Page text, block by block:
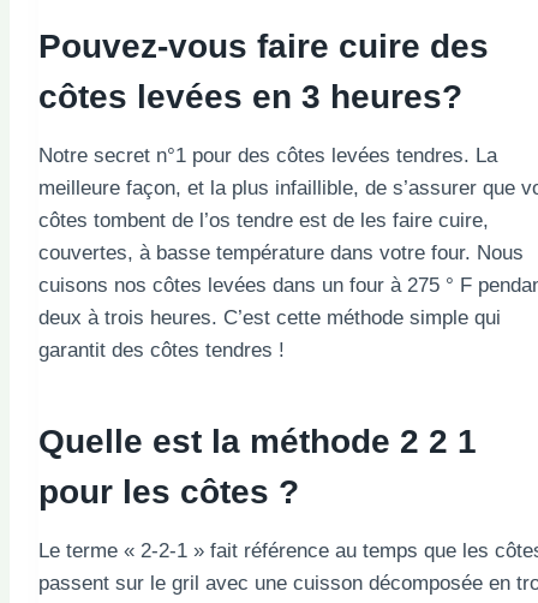
Pouvez-vous faire cuire des
côtes levées en 3 heures?
Notre secret n°1 pour des côtes levées tendres. La
meilleure façon, et la plus infaillible, de s’assurer que
côtes tombent de l’os tendre est de les faire cuire,
couvertes, à basse température dans votre four. Nous
cuisons nos côtes levées dans un four à 275 ° F
deux à trois heures. C’est cette méthode simple qui
garantit des côtes tendres !
Quelle est la méthode 2 2 1
pour les côtes ?
Le terme « 2-2-1 » fait référence au temps que les
passent sur le gril avec une cuisson décomposée en